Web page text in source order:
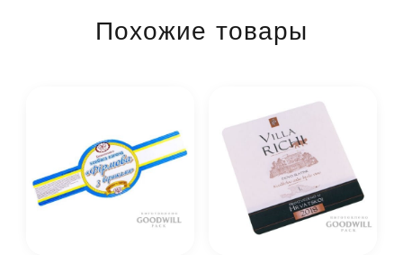
Похожие товары